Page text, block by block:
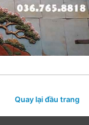
Quay lại đầu trang